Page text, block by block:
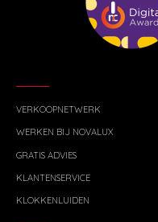
VERKOOPNETWERK
WERKEN BIJ NOVALUX
GRATIS ADVIES
KLANTENSERVICE
KLOKKENLUIDEN